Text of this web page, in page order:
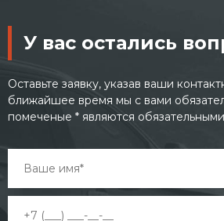
У вас остались
Оставьте заявку, указав ваши
ближайшее время мы с вами
помеченые * являются